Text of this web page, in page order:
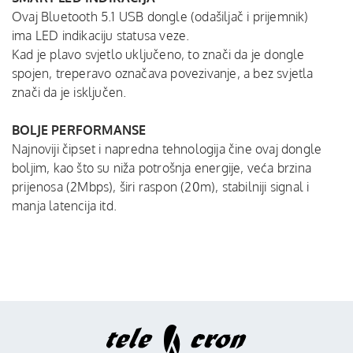
Ovaj Bluetooth 5.1 USB dongle (odašiljač i prijemnik)
ima LED indikaciju statusa veze.
Kad je plavo svjetlo uključeno, to znači da je dongle
spojen, treperavo označava povezivanje, a bez svjetla
znači da je isključen.
BOLJE PERFORMANSE
Najnoviji čipset i napredna tehnologija čine ovaj dongle
boljim, kao što su niža potrošnja energije, veća brzina
prijenosa (2Mbps), širi raspon (20m), stabilniji signal i
manja latencija itd.